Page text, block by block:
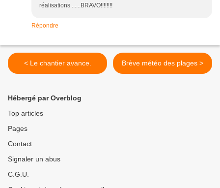
réalisations ......BRAVO!!!!!!!!
Répondre
< Le chantier avance. Brève météo des plages >
Hébergé par Overblog
Top articles
Pages
Contact
Signaler un abus
C.G.U.